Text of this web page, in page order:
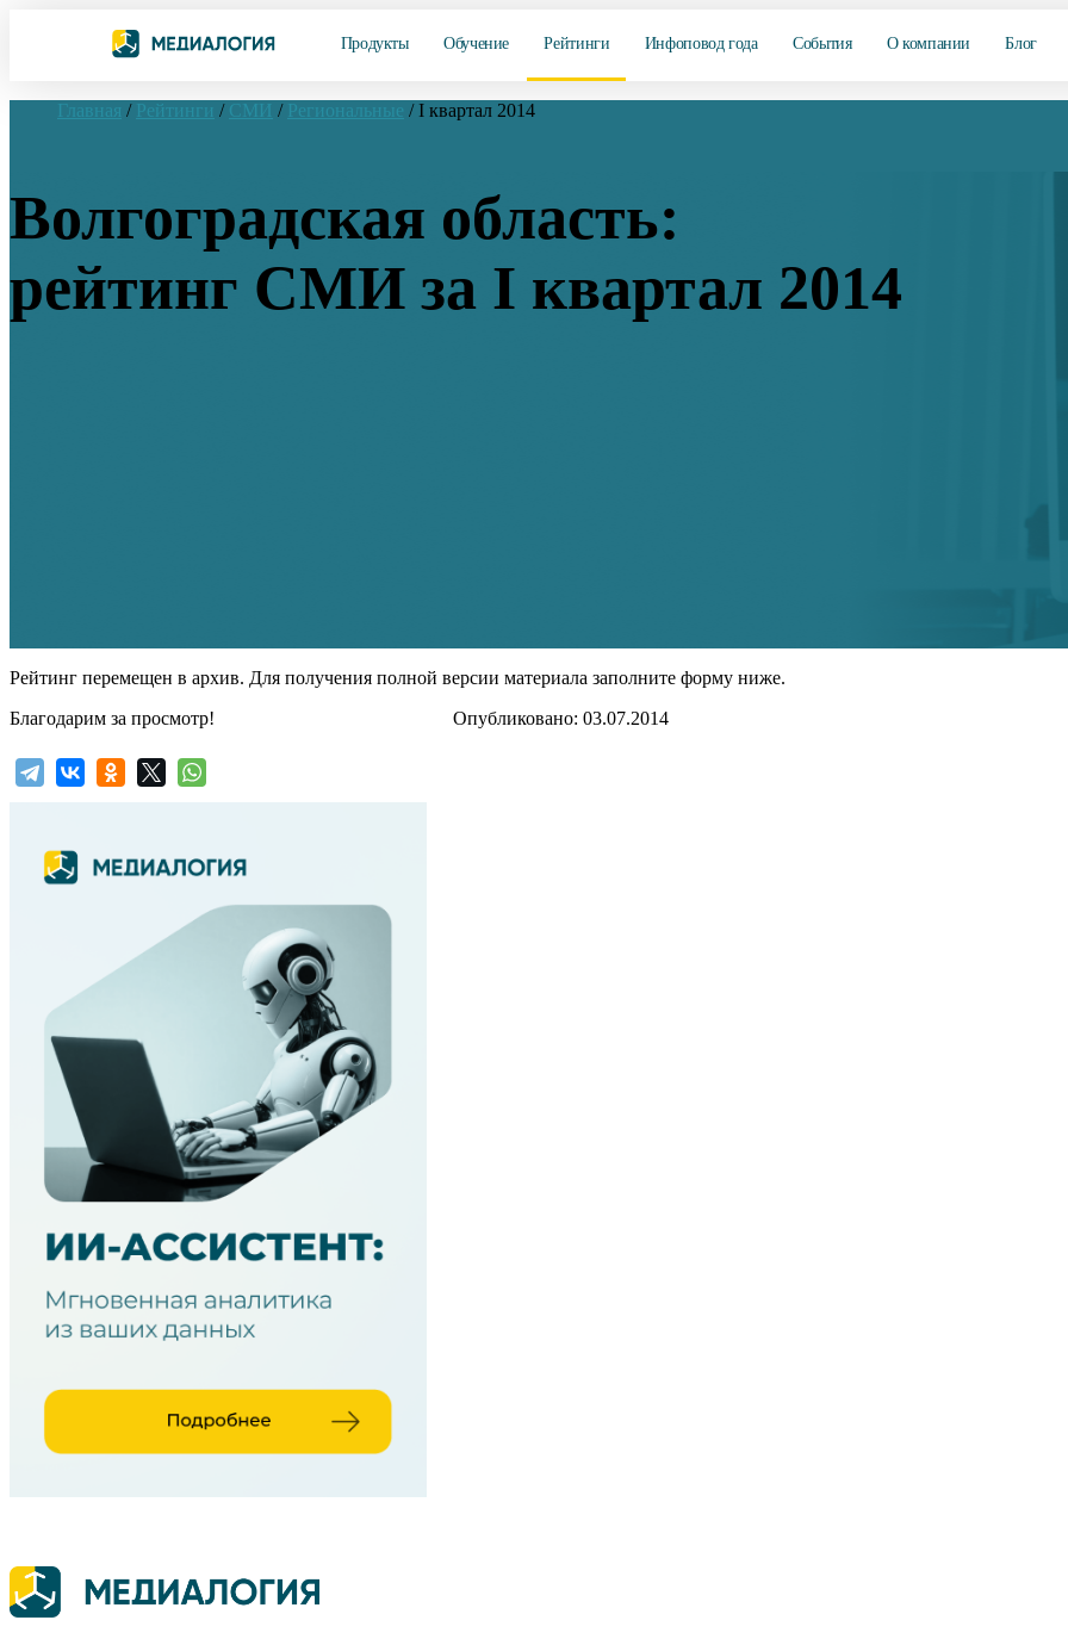
Продукты Обучение Рейтинги Инфоповод года События О компании Блог
Главная / Рейтинги / СМИ / Региональные / I квартал 2014
Волгоградская область:
рейтинг СМИ за I квартал 2014
Рейтинг перемещен в архив. Для получения полной версии материала заполните форму ниже.
Благодарим за просмотр!
Опубликовано: 03.07.2014